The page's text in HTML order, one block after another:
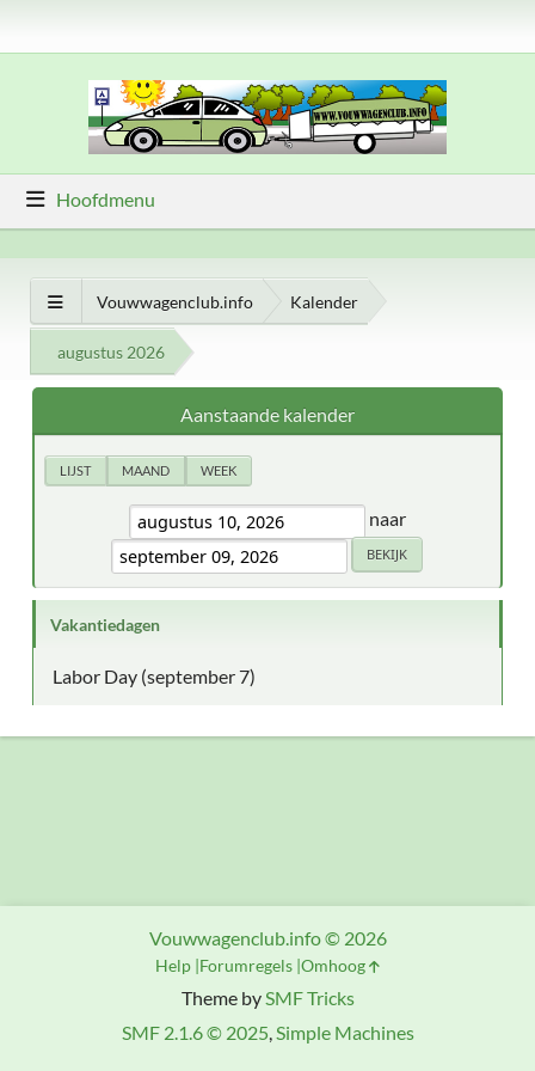
Hoofdmenu
Vouwwagenclub.info Kalender
augustus 2026
Aanstaande kalender
LIJST MAAND WEEK
naar
Vakantiedagen
Labor Day (september 7)
Theme bySMF Tricks
SMF 2.1.6 © 2025,Simple Machines
Vouwwagenclub.info © 2026
Help Forumregels Omhoog